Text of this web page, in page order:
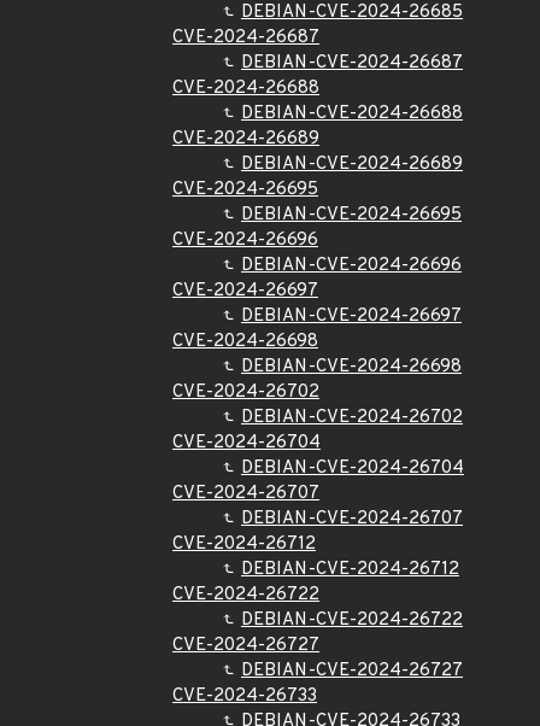
DEBIAN-CVE-2024-26685
CVE-2024-26687
DEBIAN-CVE-2024-26687
CVE-2024-26688
DEBIAN-CVE-2024-26688
CVE-2024-26689
DEBIAN-CVE-2024-26689
CVE-2024-26695
DEBIAN-CVE-2024-26695
CVE-2024-26696
DEBIAN-CVE-2024-26696
CVE-2024-26697
DEBIAN-CVE-2024-26697
CVE-2024-26698
DEBIAN-CVE-2024-26698
CVE-2024-26702
DEBIAN-CVE-2024-26702
CVE-2024-26704
DEBIAN-CVE-2024-26704
CVE-2024-26707
DEBIAN-CVE-2024-26707
CVE-2024-26712
DEBIAN-CVE-2024-26712
CVE-2024-26722
DEBIAN-CVE-2024-26722
CVE-2024-26727
DEBIAN-CVE-2024-26727
CVE-2024-26733